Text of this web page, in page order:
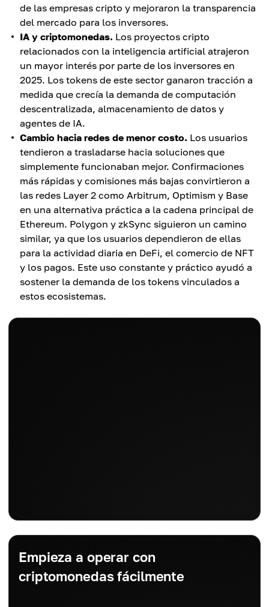
de las empresas cripto y mejoraron la transparencia
del mercado para los inversores.
IA y criptomonedas. Los proyectos cripto
relacionados con la inteligencia artificial atrajeron
un mayor interés por parte de los inversores en
2025. Los tokens de este sector ganaron tracción a
medida que crecía la demanda de computación
descentralizada, almacenamiento de datos y
agentes de IA.
Cambio hacia redes de menor costo. Los usuarios
tendieron a trasladarse hacia soluciones que
simplemente funcionaban mejor. Confirmaciones
más rápidas y comisiones más bajas convirtieron a
las redes Layer 2 como Arbitrum, Optimism y Base
en una alternativa práctica a la cadena principal de
Ethereum. Polygon y zkSync siguieron un camino
similar, ya que los usuarios dependieron de ellas
para la actividad diaria en DeFi, el comercio de NFT
y los pagos. Este uso constante y práctico ayudó a
sostener la demanda de los tokens vinculados a
estos ecosistemas.
Empieza a operar con
criptomonedas fácilmente